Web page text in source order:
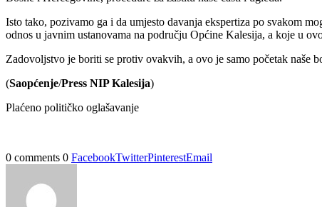
Isto tako, pozivamo ga i da umjesto davanja ekspertiza po svakom
odnos u javnim ustanovama na području Općine Kalesija, a koje u
Zadovoljstvo je boriti se protiv ovakvih, a ovo je samo početak naše
(Saopćenje/Press NIP Kalesija)
Plaćeno političko oglašavanje
0 comments 0 FacebookTwitterPinterestEmail